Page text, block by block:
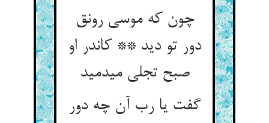
چون که موسی رونق
دور تو دید ** کاندر او
صبح تجلی می‏دمید
گفت یا رب آن چه دور